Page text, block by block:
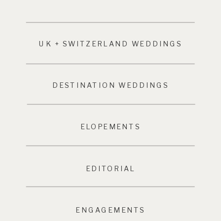
UK + SWITZERLAND WEDDINGS
DESTINATION WEDDINGS
ELOPEMENTS
EDITORIAL
ENGAGEMENTS